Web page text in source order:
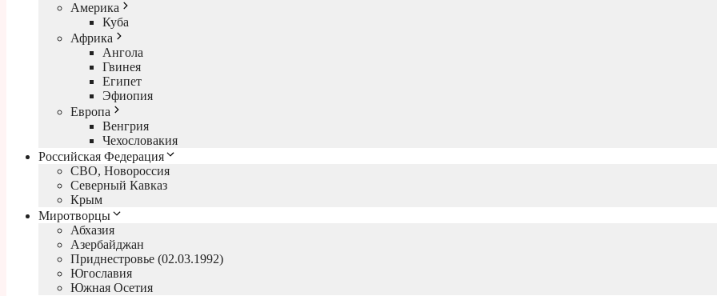
Америка
Куба
Африка
Ангола
Гвинея
Египет
Эфиопия
Европа
Венгрия
Чехословакия
Российская Федерация
СВО, Новороссия
Северный Кавказ
Крым
Миротворцы
Абхазия
Азербайджан
Приднестровье (02.03.1992)
Югославия
Южная Осетия